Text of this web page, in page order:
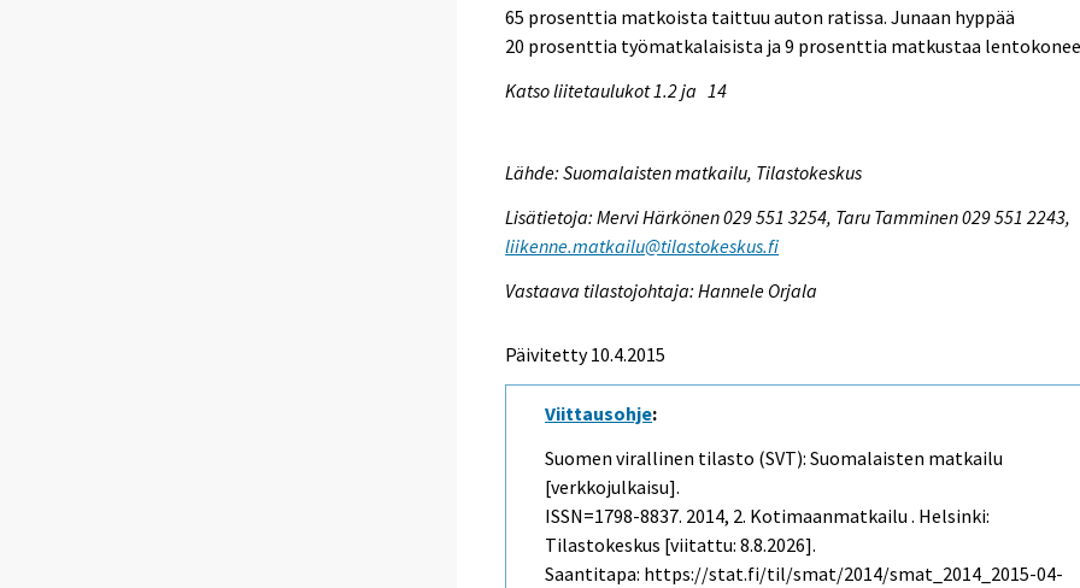
65 prosenttia matkoista taittuu auton ratissa. Junaan hyppää
20 prosenttia työmatkalaisista ja 9 prosenttia matkustaa
Katso liitetaulukot 1.2 ja 14
Lähde: Suomalaisten matkailu, Tilastokeskus
Lisätietoja: Mervi Härkönen 029 551 3254, Taru Tamminen 029 551 2243,
liikenne.matkailu@tilastokeskus.fi
Vastaava tilastojohtaja: Hannele Orjala
Päivitetty 10.4.2015
Viittausohje:
Suomen virallinen tilasto (SVT): Suomalaisten matkailu
[verkkojulkaisu].
ISSN=1798-8837. 2014, 2. Kotimaanmatkailu . Helsinki:
Tilastokeskus [viitattu: 8.8.2026].
Saantitapa: https://stat.fi/til/smat/2014/smat_2014_2015-04-